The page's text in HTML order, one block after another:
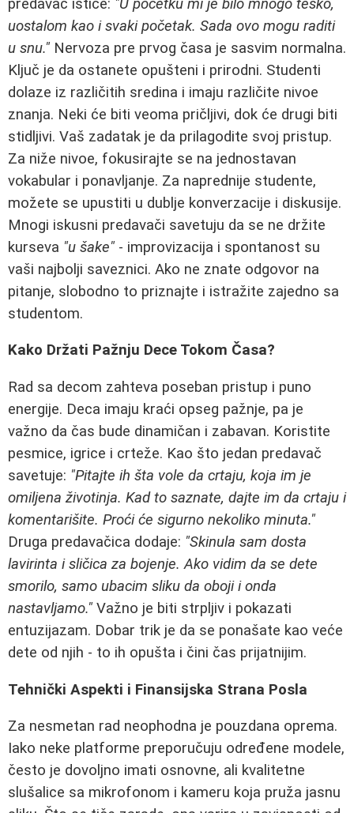
predavač ističe: "U početku mi je bilo mnogo teško,
uostalom kao i svaki početak. Sada ovo mogu raditi
u snu." Nervoza pre prvog časa je sasvim normalna.
Ključ je da ostanete opušteni i prirodni. Studenti
dolaze iz različitih sredina i imaju različite nivoe
znanja. Neki će biti veoma pričljivi, dok će drugi biti
stidljivi. Vaš zadatak je da prilagodite svoj pristup.
Za niže nivoe, fokusirajte se na jednostavan
vokabular i ponavljanje. Za naprednije studente,
možete se upustiti u dublje konverzacije i diskusije.
Mnogi iskusni predavači savetuju da se ne držite
kurseva "u šake" - improvizacija i spontanost su
vaši najbolji saveznici. Ako ne znate odgovor na
pitanje, slobodno to priznajte i istražite zajedno sa
studentom.
Kako Držati Pažnju Dece Tokom Časa?
Rad sa decom zahteva poseban pristup i puno
energije. Deca imaju kraći opseg pažnje, pa je
važno da čas bude dinamičan i zabavan. Koristite
pesmice, igrice i crteže. Kao što jedan predavač
savetuje: "Pitajte ih šta vole da crtaju, koja im je
omiljena životinja. Kad to saznate, dajte im da crtaju i
komentarišite. Proći će sigurno nekoliko minuta."
Druga predavačica dodaje: "Skinula sam dosta
lavirinta i sličica za bojenje. Ako vidim da se dete
smorilo, samo ubacim sliku da oboji i onda
nastavljamo." Važno je biti strpljiv i pokazati
entuzijazam. Dobar trik je da se ponašate kao veće
dete od njih - to ih opušta i čini čas prijatnijim.
Tehnički Aspekti i Finansijska Strana Posla
Za nesmetan rad neophodna je pouzdana oprema.
Iako neke platforme preporučuju određene modele,
često je dovoljno imati osnovne, ali kvalitetne
slušalice sa mikrofonom i kameru koja pruža jasnu